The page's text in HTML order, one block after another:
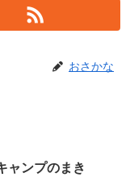
おさかな
ャンプのまき